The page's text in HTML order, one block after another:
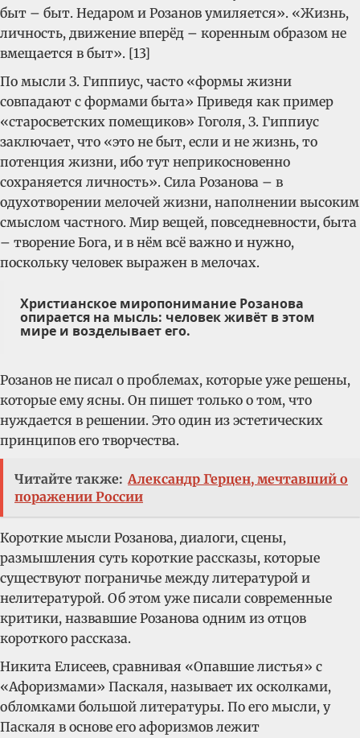
быт – быт. Недаром и Розанов умиляется». «Жизнь,
личность, движение вперёд – коренным образом не
вмещается в быт». [13]
По мысли З. Гиппиус, часто «формы жизни
совпадают с формами быта» Приведя как пример
«старосветских помещиков» Гоголя, З. Гиппиус
заключает, что «это не быт, если и не жизнь, то
потенция жизни, ибо тут неприкосновенно
сохраняется личность». Сила Розанова – в
одухотворении мелочей жизни, наполнении высоким
смыслом частного. Мир вещей, повседневности, быта
– творение Бога, и в нём всё важно и нужно,
поскольку человек выражен в мелочах.
Христианское миропонимание Розанова
опирается на мысль: человек живёт в этом
мире и возделывает его.
Розанов не писал о проблемах, которые уже решены,
которые ему ясны. Он пишет только о том, что
нуждается в решении. Это один из эстетических
принципов его творчества.
Читайте также: Александр Герцен, мечтавший о
поражении России
Короткие мысли Розанова, диалоги, сцены,
размышления суть короткие рассказы, которые
существуют пограничье между литературой и
нелитературой. Об этом уже писали современные
критики, назвавшие Розанова одним из отцов
короткого рассказа.
Никита Елисеев, сравнивая «Опавшие листья» с
«Афоризмами» Паскаля, называет их осколками,
обломками большой литературы. По его мысли, у
Паскаля в основе его афоризмов лежит